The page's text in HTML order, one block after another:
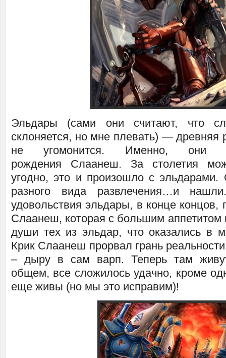
Эльдары (сами они считают, что
склоняется, но мне плевать) — древняя
не угомонится. Именно, они
рождения Слаанеш. За столетия
угодно, это и произошло с эльдарами.
разного вида развлечения…и
удовольствия эльдары, в конце концов,
Слаанеш, которая с большим аппетитом
души тех из эльдар, что оказались в
Крик Слаанеш прорвал грань
– дыру в сам варп. Теперь там
общем, все сложилось удачно, кроме
еще живы (но мы это исправим)!